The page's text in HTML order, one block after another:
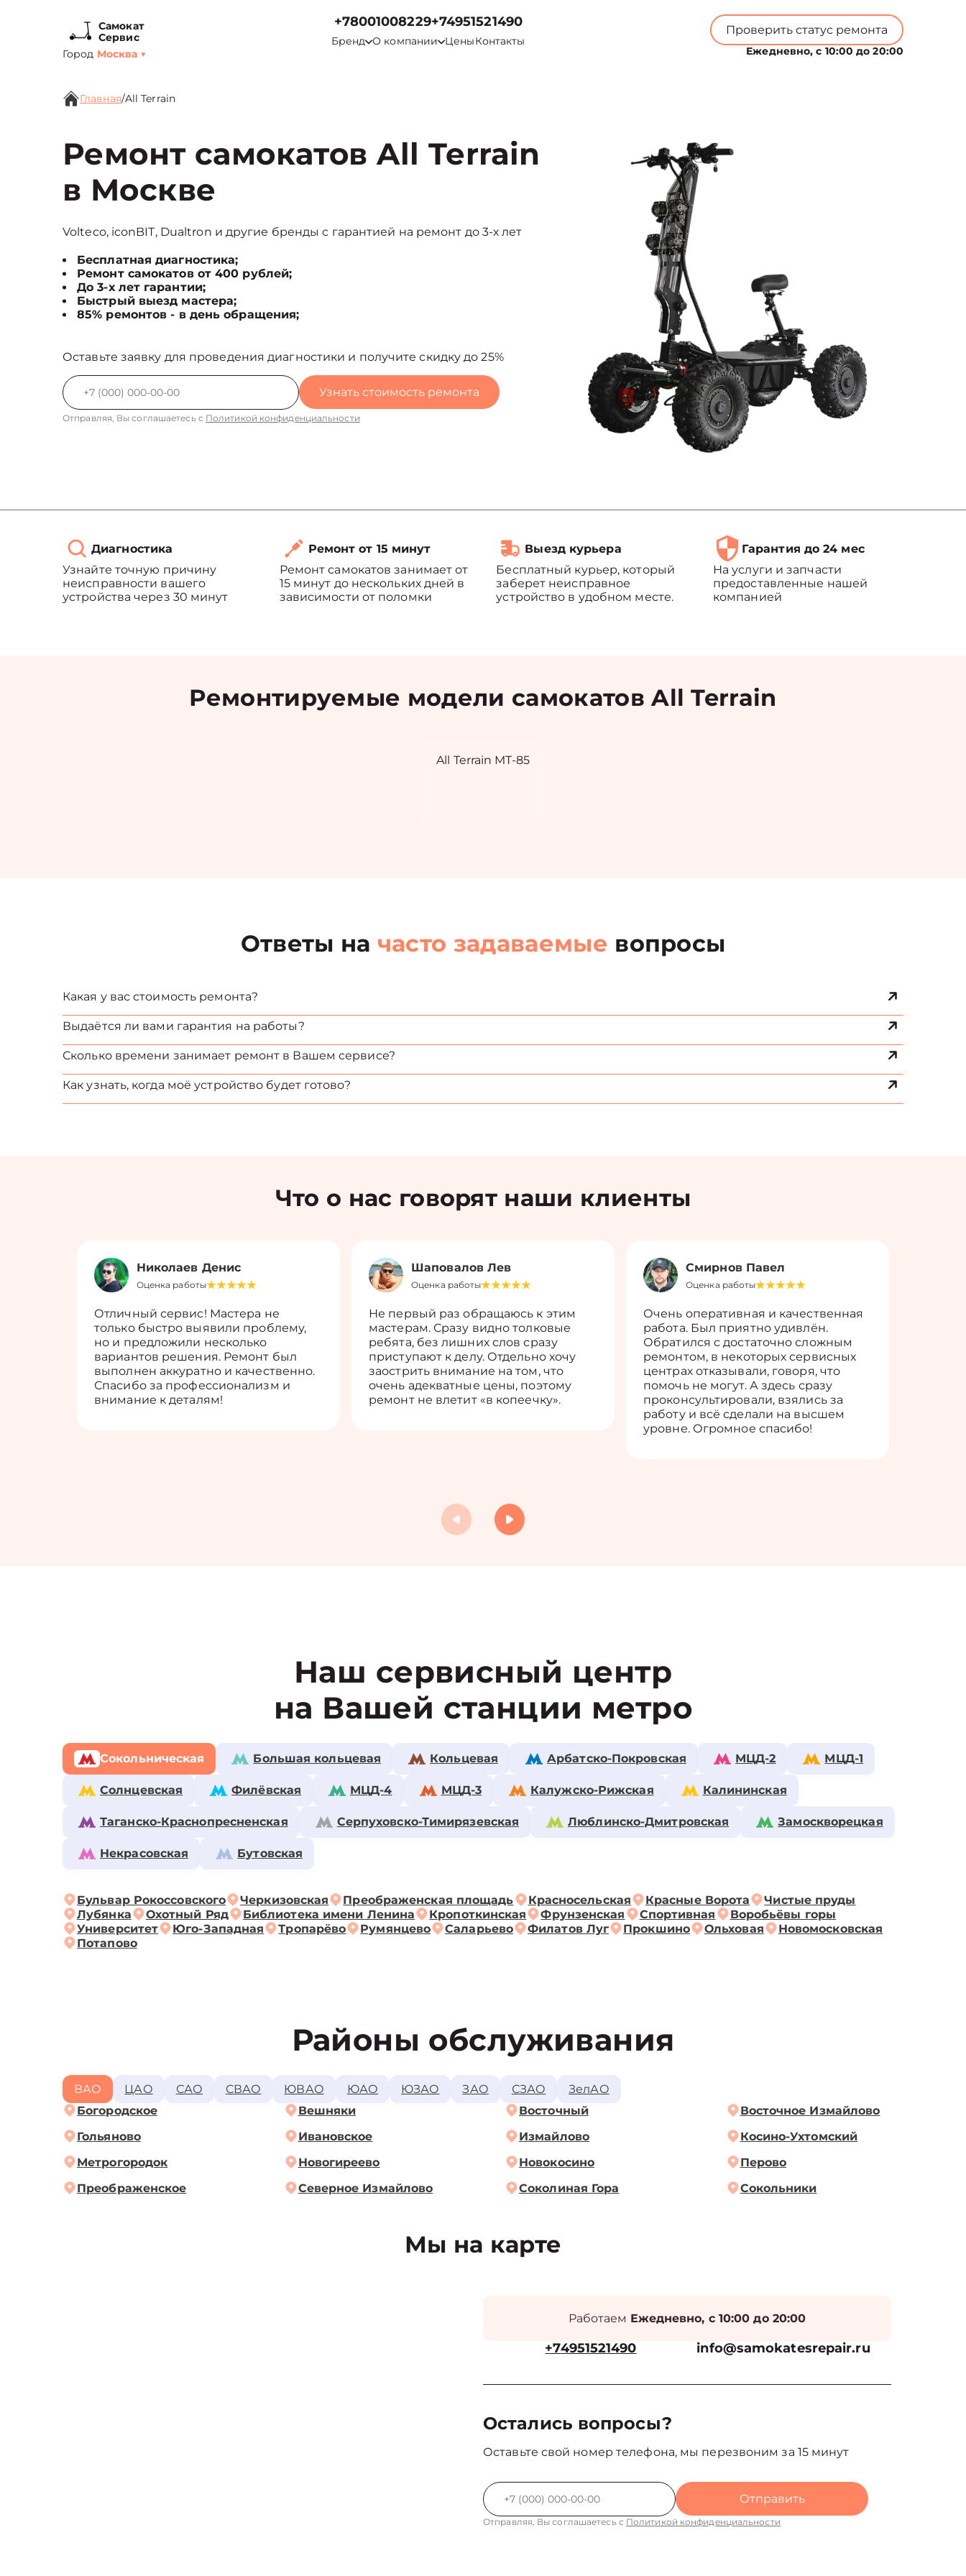
Самокат
Сервис
Город Москва ▼
+78001008229+74951521490
Бренд О компании ЦеныКонтакты
Проверить статус ремонта
Ежедневно, с 10:00 до 20:00
Главная/All Terrain
Ремонт самокатов All Terrain
в Москве
Volteco, iconBIT, Dualtron и другие бренды с гарантией на ремонт до 3-х лет
Бесплатная диагностика;
Ремонт самокатов от 400 рублей;
До 3-х лет гарантии;
Быстрый выезд мастера;
85% ремонтов - в день обращения;
Оставьте заявку для проведения диагностики и получите скидку до 25%
Узнать стоимость ремонта
Отправляя, Вы соглашаетесь с Политикой конфиденциальности
Диагностика
Узнайте точную причину
неисправности вашего
устройства через 30 минут
Ремонт от 15 минут
Ремонт самокатов занимает от
15 минут до нескольких дней в
зависимости от поломки
Выезд курьера
Бесплатный курьер, который
заберет неисправное
устройство в удобном месте.
Гарантия до 24 мес
На услуги и запчасти
предоставленные нашей
компанией
Ремонтируемые модели самокатов All Terrain
All Terrain MT-85
Ответы на часто задаваемые вопросы
Какая у вас стоимость ремонта?
Выдаётся ли вами гарантия на работы?
Сколько времени занимает ремонт в Вашем сервисе?
Как узнать, когда моё устройство будет готово?
Что о нас говорят наши клиенты
Николаев Денис
Оценка работы
Отличный сервис! Мастера не
только быстро выявили проблему,
но и предложили несколько
вариантов решения. Ремонт был
выполнен аккуратно и качественно.
Спасибо за профессионализм и
внимание к деталям!
Шаповалов Лев
Оценка работы
Не первый раз обращаюсь к этим
мастерам. Сразу видно толковые
ребята, без лишних слов сразу
приступают к делу. Отдельно хочу
заострить внимание на том, что
очень адекватные цены, поэтому
ремонт не влетит «в копеечку».
Смирнов Павел
Оценка работы
Очень оперативная и качественная
работа. Был приятно удивлён.
Обратился с достаточно сложным
ремонтом, в некоторых сервисных
центрах отказывали, говоря, что
помочь не могут. А здесь сразу
проконсультировали, взялись за
работу и всё сделали на высшем
уровне. Огромное спасибо!
Наш сервисный центр
на Вашей станции метро
Сокольническая Большая кольцевая Кольцевая Арбатско-Покровская МЦД-2 МЦД-1
Солнцевская Филёвская МЦД-4 МЦД-3 Калужско-Рижская Калининская
Таганско-Краснопресненская Серпуховско-Тимирязевская Люблинско-Дмитровская Замоскворецкая
Некрасовская Бутовская
Бульвар Рокоссовского Черкизовская Преображенская площадь Красносельская Красные Ворота
Чистые пруды
Лубянка
Охотный Ряд Библиотека имени Ленина Кропоткинская Фрунзенская Спортивная
Воробьёвы горы
Университет
Юго-Западная Тропарёво Румянцево Саларьево Филатов Луг Прокшино Ольховая
Новомосковская
Потапово
Районы обслуживания
ВАО ЦАО САО СВАО ЮВАО ЮАО ЮЗАО ЗАО СЗАО
ЗелАО
Богородское
Вешняки Восточный
Восточное Измайлово
Гольяново
Ивановское Измайлово
Косино-Ухтомский
Метрогородок
Новогиреево Новокосино
Перово
Преображенское
Северное Измайлово Соколиная Гора Сокольники
Мы на карте
Работаем Ежедневно, с 10:00 до 20:00
+74951521490 info@samokatesrepair.ru
Остались вопросы?
Оставьте свой номер телефона, мы перезвоним за 15 минут
Отправить
Отправляя, Вы соглашаетесь с Политикой конфиденциальности